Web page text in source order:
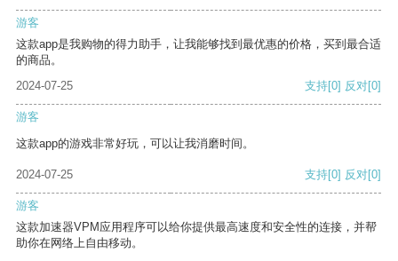
游客
这款app是我购物的得力助手，让我能够找到最优惠的价格，买到最合适
的商品。
2024-07-25
支持[0] 反对[0]
游客
这款app的游戏非常好玩，可以让我消磨时间。
2024-07-25 支持[0] 反对[0]
游客
这款加速器VPM应用程序可以给你提供最高速度和安全性的连接，并帮
助你在网络上自由移动。